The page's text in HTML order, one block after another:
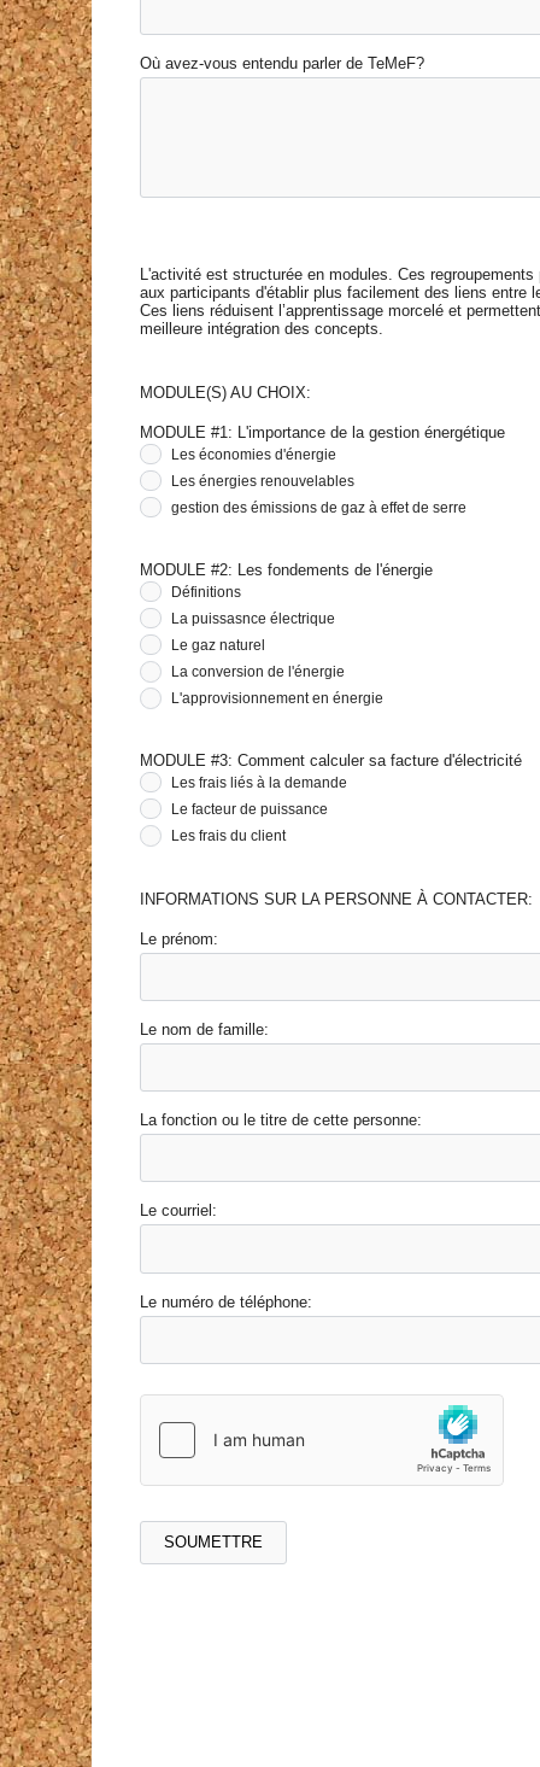
Où avez-vous entendu parler de TeMeF?
L'activité est structurée en modules. Ces regroupements
aux participants d'établir plus facilement des liens entre
Ces liens réduisent l’apprentissage morcelé et
meilleure intégration des concepts.
MODULE(S) AU CHOIX:
MODULE #1: L'importance de la gestion énergétique
Les économies d'énergie
Les énergies renouvelables
gestion des émissions de gaz à effet de serre
MODULE #2: Les fondements de l'énergie
Définitions
La puissasnce électrique
Le gaz naturel
La conversion de l'énergie
L'approvisionnement en énergie
MODULE #3: Comment calculer sa facture d'électricité
Les frais liés à la demande
Le facteur de puissance
Les frais du client
INFORMATIONS SUR LA PERSONNE À CONTACTER:
Le prénom:
Le nom de famille:
La fonction ou le titre de cette personne:
Le courriel:
Le numéro de téléphone: